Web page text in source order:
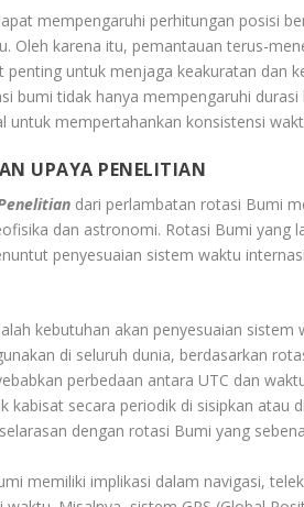
mempengaruhi perhitungan posisi
Oleh karena itu, pemantauan terus-
untuk menjaga keakuratan dan
bumi tidak hanya mempengaruhi
untuk mempertahankan konsistensi
UPAYA PENELITIAN
dari perlambatan rotasi Bumi
dan astronomi. Rotasi Bumi yang
penyesuaian sistem waktu
kebutuhan akan penyesuaian sistem
di seluruh dunia, berdasarkan
perbedaan antara UTC dan
kabisat secara periodik di sisipkan atau
dengan rotasi Bumi yang
memiliki implikasi dalam navigasi,